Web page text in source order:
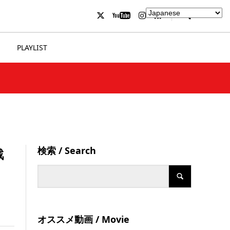
PLAYLIST
検索 / Search
オススメ動画 / Movie